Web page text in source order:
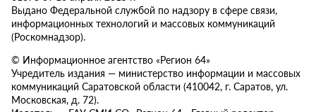
Выдано Федеральной службой по надзору в сфере связи,
информационных технологий и массовых коммуникаций
(Роскомнадзор).
© Информационное агентство «Регион 64»
Учредитель издания — министерство информации и массовых
коммуникаций Саратовской области (410042, г. Саратов, ул.
Московская, д. 72).